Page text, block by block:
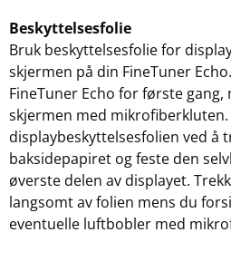
Beskyttelsesfolie
Bruk beskyttelsesfolie for
skjermen på din FineTuner
FineTuner Echo for første
skjermen med
displaybeskyttelsesfolien ved å
baksidepapiret og feste den
øverste delen av displayet.
langsomt av folien mens du
eventuelle luftbobler med